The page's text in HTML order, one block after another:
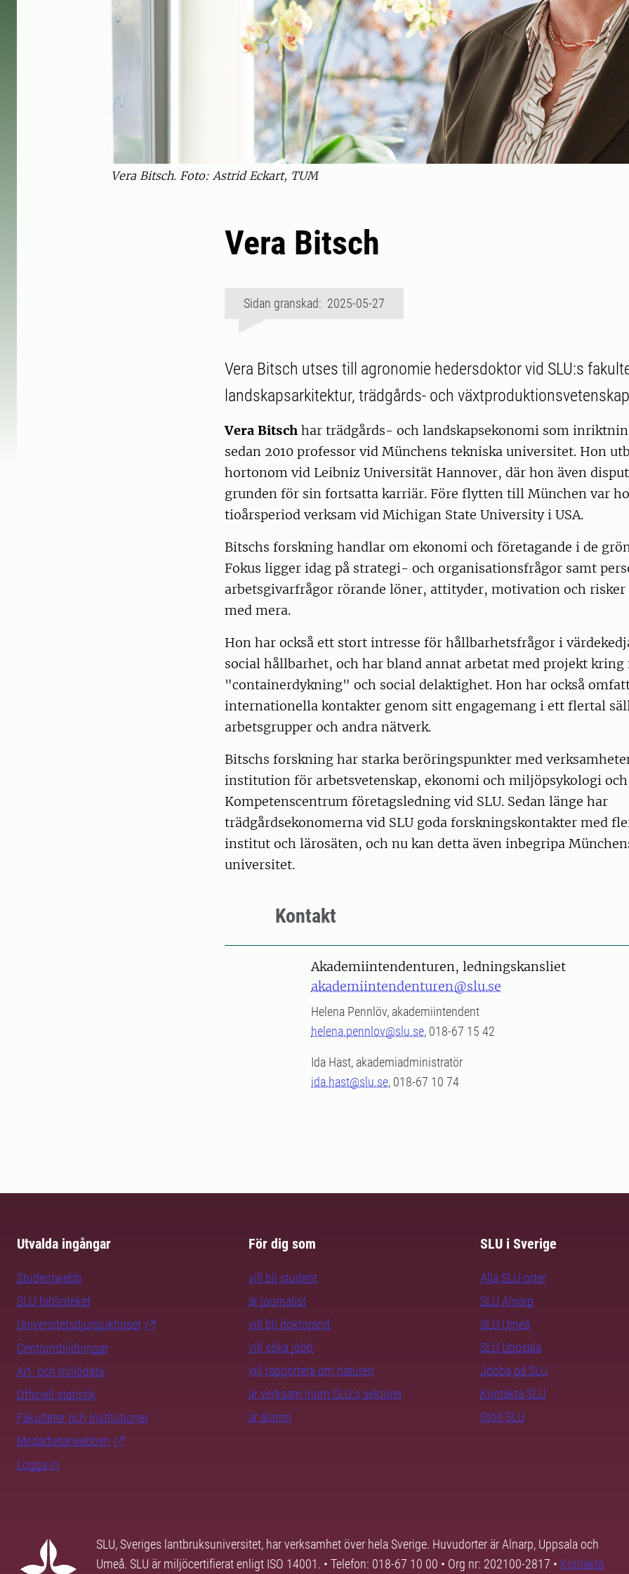
Vera Bitsch. Foto: Astrid Eckart, TUM
Vera Bitsch
Sidan granskad: 2025-05-27
Vera Bitsch utses till agronomie hedersdoktor vid SLU:s
landskapsarkitektur, trädgårds- och
Vera Bitsch har trädgårds- och landskapsekonomi som
sedan 2010 professor vid Münchens tekniska universitet. Hon
hortonom vid Leibniz Universität Hannover, där hon även
grunden för sin fortsatta karriär. Före flytten till München var
tioårsperiod verksam vid Michigan State University i USA.
Bitschs forskning handlar om ekonomi och företagande i de
Fokus ligger idag på strategi- och organisationsfrågor samt
arbetsgivarfrågor rörande löner, attityder, motivation och
med mera.
Hon har också ett stort intresse för hållbarhetsfrågor i
social hållbarhet, och har bland annat arbetat med projekt
"containerdykning" och social delaktighet. Hon har också
internationella kontakter genom sitt engagemang i ett flertal
arbetsgrupper och andra nätverk.
Bitschs forskning har starka beröringspunkter med
institution för arbetsvetenskap, ekonomi och miljöpsykologi
Kompetenscentrum företagsledning vid SLU. Sedan länge har
trädgårdsekonomerna vid SLU goda forskningskontakter med
institut och lärosäten, och nu kan detta även inbegripa
universitet.
Kontakt
Akademiintendenturen, ledningskansliet
akademiintendenturen@slu.se
Helena Pennlöv, akademiintendent
helena.pennlov@slu.se, 018-67 15 42
Ida Hast, akademiadministratör
ida.hast@slu.se, 018-67 10 74
Utvalda ingångar
Studentwebb
SLU-biblioteket
Universitetsdjursjukhuset
Centrumbildningar
Art- och miljödata
Officiell statistik
Fakulteter och institutioner
Medarbetarwebben
Logga in
För dig som
vill bli student
är journalist
vill bli doktorand
vill söka jobb
vill rapportera om naturen
är verksam inom SLU:s sektorer
är alumn
SLU i Sverige
Alla SLU-orter
SLU Alnarp
SLU Umeå
SLU Uppsala
Jobba på SLU
Kontakta SLU
Stöd SLU
SLU, Sveriges lantbruksuniversitet, har verksamhet över hela Sverige. Huvudorter är Alnarp, Uppsala och
Umeå. SLU är miljöcertifierat enligt ISO 14001. • Telefon: 018-67 10 00 • Org nr: 202100-2817 • Kontakta